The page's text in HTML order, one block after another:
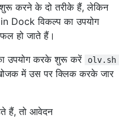
करने के दो तरीके हैं, लेकिन
Dock विकल्प का उपयोग
हो जाते हैं।
उपयोग करके शुरू करें
olv.sh
में उस पर क्लिक करके जार
हैं, तो आवेदन